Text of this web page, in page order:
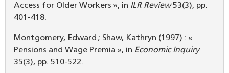
Access for Older Workers », in ILR Review53(3), pp.
401-418.
Montgomery, Edward ; Shaw, Kathryn (1997) : «
Pensions and Wage Premia », in Economic Inquiry
35(3), pp. 510-522.